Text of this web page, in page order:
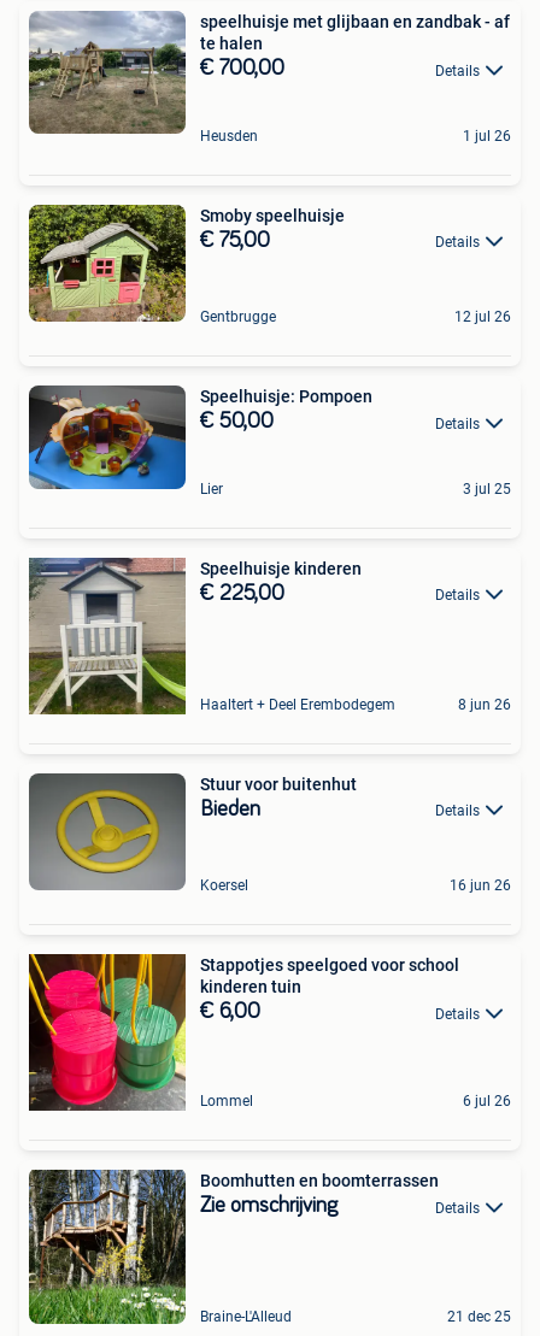
speelhuisje met glijbaan en zandbak - af
te halen
€ 700,00 Details
Heusden 1 jul 26
Smoby speelhuisje
€ 75,00 Details
Gentbrugge 12 jul 26
Speelhuisje: Pompoen
€ 50,00 Details
Lier 3 jul 25
Speelhuisje kinderen
€ 225,00 Details
Haaltert + Deel Erembodegem 8 jun 26
Stuur voor buitenhut
Bieden Details
Koersel 16 jun 26
Stappotjes speelgoed voor school
kinderen tuin
€ 6,00 Details
Lommel 6 jul 26
Boomhutten en boomterrassen
Zie omschrijving Details
Braine-L'Alleud 21 dec 25